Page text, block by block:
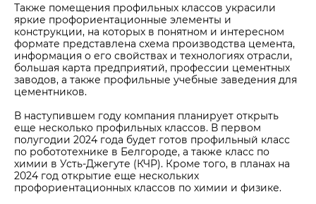
Также помещения профильных классов украсили
яркие профориентационные элементы и
конструкции, на которых в понятном и интересном
формате представлена схема производства цемента,
информация о его свойствах и технологиях отрасли,
большая карта предприятий, профессии цементных
заводов, а также профильные учебные заведения для
цементников.
В наступившем году компания планирует открыть
еще несколько профильных классов. В первом
полугодии 2024 года будет готов профильный класс
по робототехнике в Белгороде, а также класс по
химии в Усть-Джегуте (КЧР). Кроме того, в планах на
2024 год открытие еще нескольких
профориентационных классов по химии и физике.